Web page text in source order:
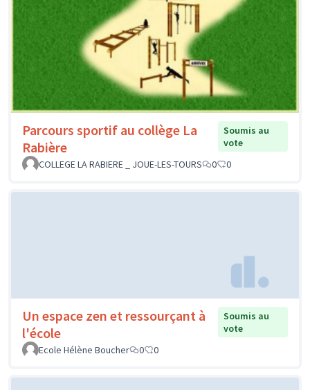
Parcours sportif au collège La
Rabière
Soumis au
vote
COLLEGE LA RABIERE _ JOUE-LES-TOURS
0 0
Un espace zen et ressourçant à
l'école
Soumis au
vote
Ecole Hélène Boucher
0 0